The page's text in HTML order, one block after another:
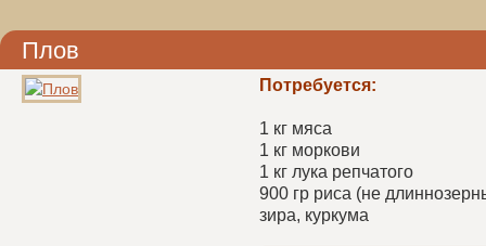
Плов
Потребуется:
1 кг мяса
1 кг моркови
1 кг лука репчатого
900 гр риса (не
зира, куркума